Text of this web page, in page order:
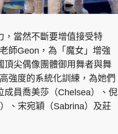
，當然不斷要增值接受特
師Geon，為「魔女」增強
頂尖偶像團體御用舞者與舞
強度的系統化訓練，為她們
成員喬美莎（Chelsea）、倪
、宋宛穎（Sabrina）及莊